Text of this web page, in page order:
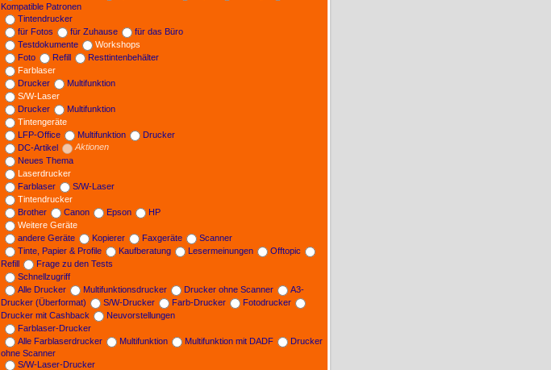
Kompatible Patronen
Tintendrucker
für Fotos
für Zuhause
für das Büro
Testdokumente
Workshops
Foto
Refill
Resttintenbehälter
Farblaser
Drucker
Multifunktion
S/W-Laser
Drucker
Multifunktion
Tintengeräte
LFP-Office
Multifunktion
Drucker
DC-Artikel
Aktionen
Neues Thema
Laserdrucker
Farblaser
S/W-Laser
Tintendrucker
Brother
Canon Epson
HP
Weitere Geräte
andere Geräte
Kopierer Faxgeräte
Scanner
Tinte, Papier & Profile
Kaufberatung Lesermeinungen
Offtopic
Refill
Frage zu den Tests
Schnellzugriff
Alle Drucker
Multifunktionsdrucker Drucker ohne Scanner
A3-
Drucker (Überformat)
S/W-Drucker Farb-Drucker
Fotodrucker
Drucker mit Cashback
Neuvorstellungen
Farblaser-Drucker
Alle Farblaserdrucker
Multifunktion Multifunktion mit DADF
Drucker
ohne Scanner
S/W-Laser-Drucker